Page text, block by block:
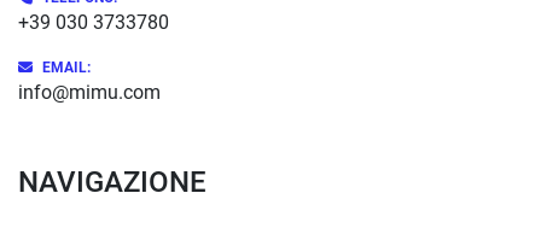
+39 030 3733780
EMAIL:
info@mimu.com
NAVIGAZIONE